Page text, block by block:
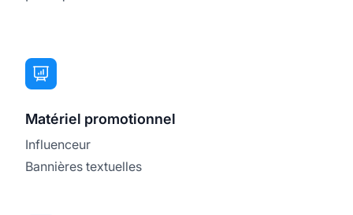
Matériel promotionnel
Influenceur
Bannières textuelles